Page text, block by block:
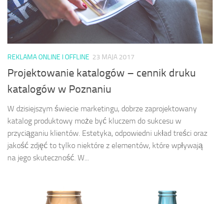
REKLAMA ONLINE I OFFLINE 23 MAJA 2017
Projektowanie katalogów – cennik druku
katalogów w Poznaniu
W dzisiejszym świecie marketingu, dobrze zaprojektowany
katalog produktowy może być kluczem do sukcesu w
przyciąganiu klientów. Estetyka, odpowiedni układ treści oraz
jakość zdjęć to tylko niektóre z elementów, które wpływają
na jego skuteczność. W...